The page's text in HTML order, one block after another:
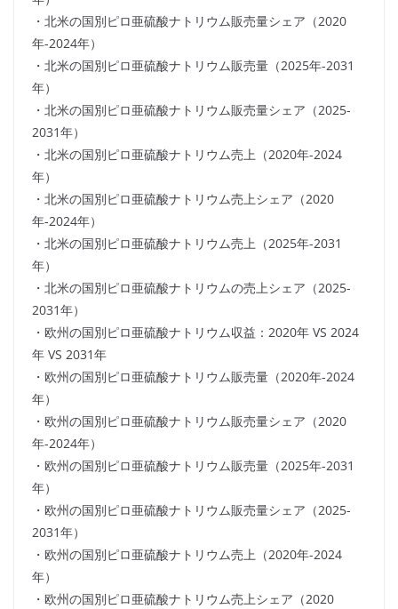
・北米の国別ピロ亜硫酸ナトリウム販売量シェア（2020
年-2024年）
・北米の国別ピロ亜硫酸ナトリウム販売量（2025年-2031
年）
・北米の国別ピロ亜硫酸ナトリウム販売量シェア（2025-
2031年）
・北米の国別ピロ亜硫酸ナトリウム売上（2020年-2024
年）
・北米の国別ピロ亜硫酸ナトリウム売上シェア（2020
年-2024年）
・北米の国別ピロ亜硫酸ナトリウム売上（2025年-2031
年）
・北米の国別ピロ亜硫酸ナトリウムの売上シェア（2025-
2031年）
・欧州の国別ピロ亜硫酸ナトリウム収益：2020年 VS 2024
年 VS 2031年
・欧州の国別ピロ亜硫酸ナトリウム販売量（2020年-2024
年）
・欧州の国別ピロ亜硫酸ナトリウム販売量シェア（2020
年-2024年）
・欧州の国別ピロ亜硫酸ナトリウム販売量（2025年-2031
年）
・欧州の国別ピロ亜硫酸ナトリウム販売量シェア（2025-
2031年）
・欧州の国別ピロ亜硫酸ナトリウム売上（2020年-2024
年）
・欧州の国別ピロ亜硫酸ナトリウム売上シェア（2020